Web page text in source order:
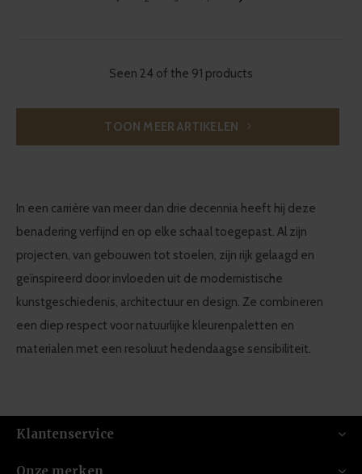
Seen 24 of the 91 products
TOON MEER ARTIKELEN
In een carrière van meer dan drie decennia heeft hij deze
benadering verfijnd en op elke schaal toegepast. Al zijn
projecten, van gebouwen tot stoelen, zijn rijk gelaagd en
geïnspireerd door invloeden uit de modernistische
kunstgeschiedenis, architectuur en design. Ze combineren
een diep respect voor natuurlijke kleurenpaletten en
materialen met een resoluut hedendaagse sensibiliteit.
Klantenservice